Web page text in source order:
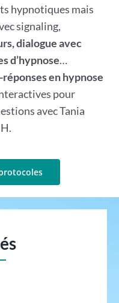
hypnotiques mais
signaling,
dialogue avec
d’hypnose…
en hypnose
pour
avec Tania